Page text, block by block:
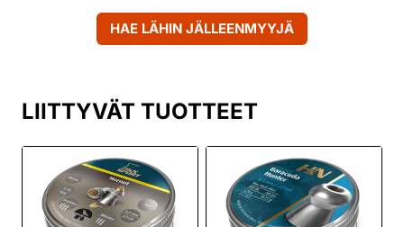
HAE LÄHIN JÄLLEENMYYJÄ
LIITTYVÄT TUOTTEET